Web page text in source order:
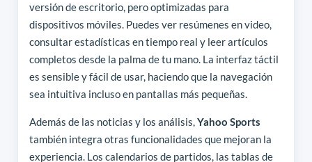
versión de escritorio, pero optimizadas para
dispositivos móviles. Puedes ver resúmenes en video,
consultar estadísticas en tiempo real y leer artículos
completos desde la palma de tu mano. La interfaz táctil
es sensible y fácil de usar, haciendo que la navegación
sea intuitiva incluso en pantallas más pequeñas.
Además de las noticias y los análisis,Yahoo Sports
también integra otras funcionalidades que mejoran la
experiencia. Los calendarios de partidos, las tablas de